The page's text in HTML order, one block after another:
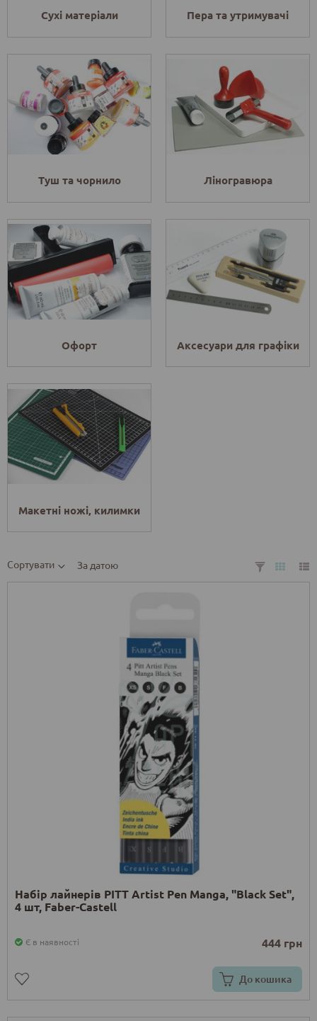
Сухі матеріали Пера та утримувачі
Туш та чорнило Ліногравюра
Офорт Аксесуари для графіки
Макетні ножі, килимки
Сортувати За датою
Набір лайнерів PІТТ Artist Pen Manga, "Black Set",
4 шт, Faber-Сastell
Є в наявності 444 грн
До кошика